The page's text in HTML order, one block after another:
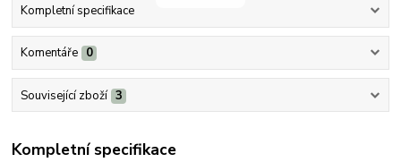
Kompletní specifikace
Komentáře 0
Související zboží 3
Kompletní specifikace